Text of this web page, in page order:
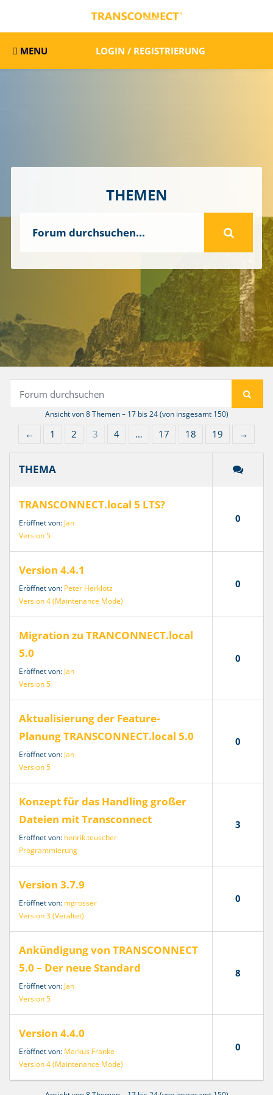
MENU LOGIN / REGISTRIERUNG
THEMEN
Ansicht von 8 Themen – 17 bis 24 (von insgesamt 150)
← 1 2 3 4 … 17 18 19 →
THEMA
TRANSCONNECT.local 5 LTS?
Eröffnet von: Jan
Version 5
0
Version 4.4.1
Eröffnet von: Peter Herklotz
Version 4 (Maintenance Mode)
0
Migration zu TRANCONNECT.local
5.0
Eröffnet von: Jan
Version 5
0
Aktualisierung der Feature-
Planung TRANSCONNECT.local 5.0
Eröffnet von: Jan
Version 5
0
Konzept für das Handling großer
Dateien mit Transconnect
Eröffnet von: henrik.teuscher
Programmierung
3
Version 3.7.9
Eröffnet von: mgrosser
Version 3 (Veraltet)
0
Ankündigung von TRANSCONNECT
5.0 – Der neue Standard
Eröffnet von: Jan
Version 5
8
Version 4.4.0
Eröffnet von: Markus Franke
Version 4 (Maintenance Mode)
0